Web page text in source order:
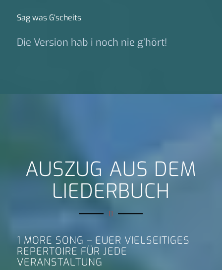
Sag was G‘scheits
Die Version hab i noch nie g’hört!
AUSZUG AUS DEM
LIEDERBUCH
1 MORE SONG – EUER VIELSEITIGES
REPERTOIRE FÜR JEDE
VERANSTALTUNG